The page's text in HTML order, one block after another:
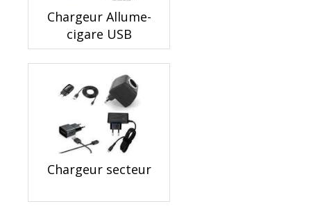
Chargeur Allume-
cigare USB
Chargeur secteur